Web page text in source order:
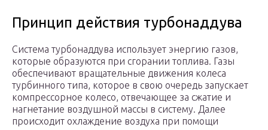
Принцип действия турбонаддува
Система турбонаддува использует энергию газов,
которые образуются при сгорании топлива. Газы
обеспечивают вращательные движения колеса
турбинного типа, которое в свою очередь запускает
компрессорное колесо, отвечающее за сжатие и
нагнетание воздушной массы в систему. Далее
происходит охлаждение воздуха при помощи